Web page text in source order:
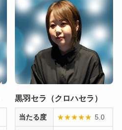
黒羽セラ（クロハセラ）
当たる度 ★★★★★ 5.0